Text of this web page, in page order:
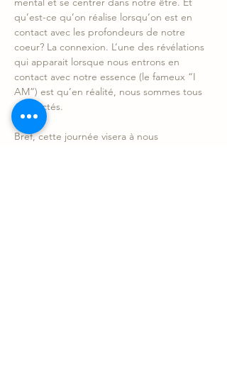
qu’est-ce qu’on réalise lorsqu’on est en
contact avec les profondeurs de notre
coeur? La connexion. L’une des révélations
qui apparait lorsque nous entrons en
contact avec notre essence (le fameux “I
AM”) est qu’en réalité, nous sommes tous
connectés.
Bref, cette journée visera à nous